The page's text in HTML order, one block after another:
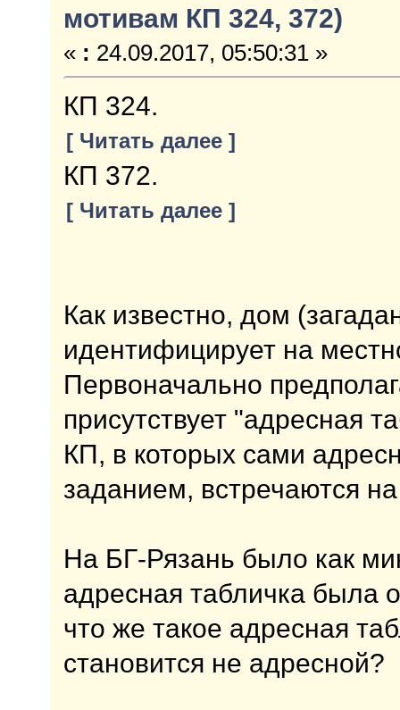
мотивам КП 324, 372)
« : 24.09.2017, 05:50:31 »
КП 324.
[ Читать далее ]
КП 372.
[ Читать далее ]
Как известно, дом
идентифицирует на
Первоначально
присутствует "адресная
КП, в которых сами
заданием, встречаются
На БГ-Рязань было как
адресная табличка была
что же такое адресная
становится не адресной?